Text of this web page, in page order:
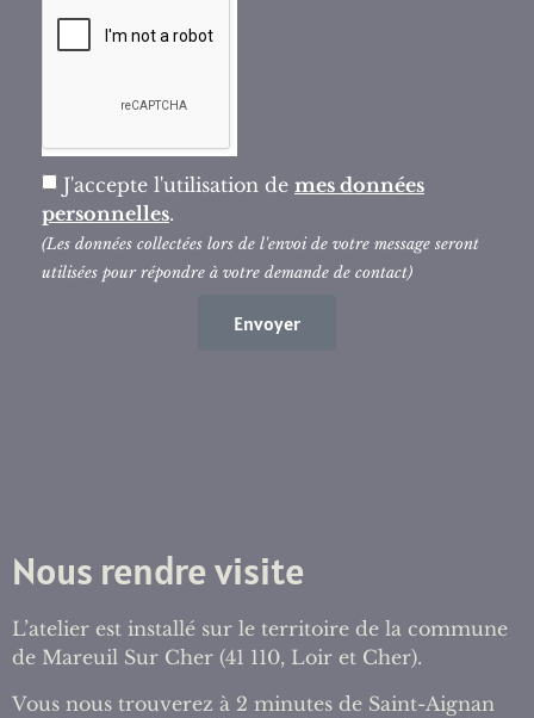
J'accepte l'utilisation de mes données
personnelles.
(Les données collectées lors de l'envoi de votre message seront
utilisées pour répondre à votre demande de contact)
Envoyer
Nous rendre visite
L’atelier est installé sur le territoire de la commune
de Mareuil Sur Cher (41 110, Loir et Cher).
Vous nous trouverez à 2 minutes de Saint-Aignan